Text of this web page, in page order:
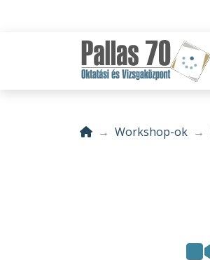
Workshop-ok